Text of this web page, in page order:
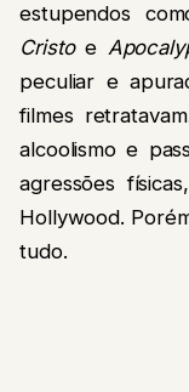
estupendos
Cristoe
peculiar e
filmes
alcoolismo e
agressões
Hollywood.
tudo.